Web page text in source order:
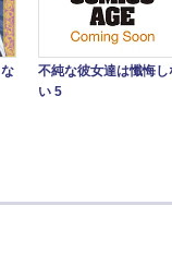
不純な彼女達は懺悔し
い 5